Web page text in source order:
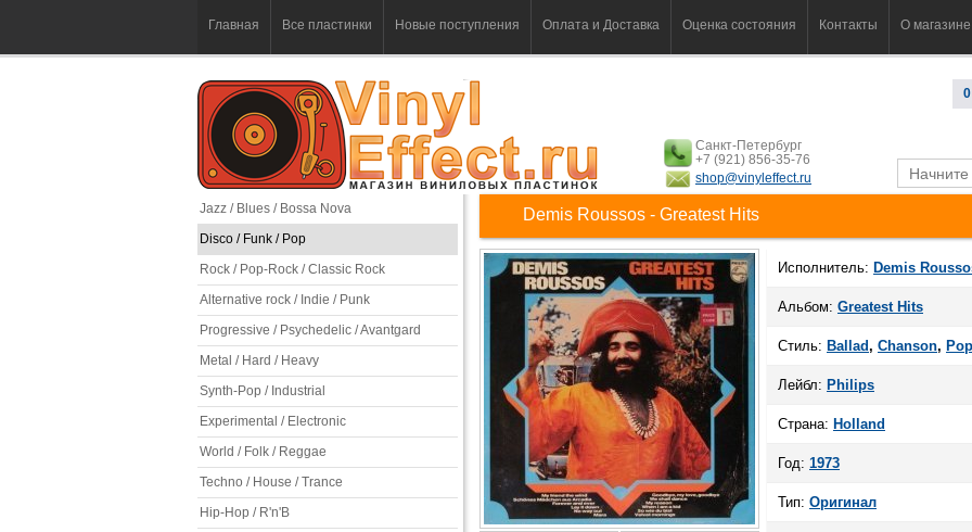
Главная Все пластинки Новые поступления Оплата и Доставка Оценка состояния Контакты О магазине
0
Санкт-Петербург
+7 (921) 856-35-76
shop@vinyleffect.ru
Jazz / Blues / Bossa Nova
Disco / Funk / Pop
Rock / Pop-Rock / Classic Rock
Alternative rock / Indie / Punk
Progressive / Psychedelic / Avantgard
Metal / Hard / Heavy
Synth-Pop / Industrial
Experimental / Electronic
World / Folk / Reggae
Techno / House / Trance
Hip-Hop / R'n'B
Demis Roussos - Greatest Hits
Исполнитель: Demis
Альбом: Greatest Hits
Стиль: Ballad, Chanson, Pop
Лейбл: Philips
Страна: Holland
Год: 1973
Тип: Оригинал